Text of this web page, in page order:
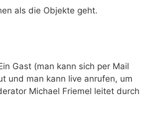
als die Objekte geht.
Gast (man kann sich per Mail
und man kann live anrufen, um
Michael Friemel leitet durch